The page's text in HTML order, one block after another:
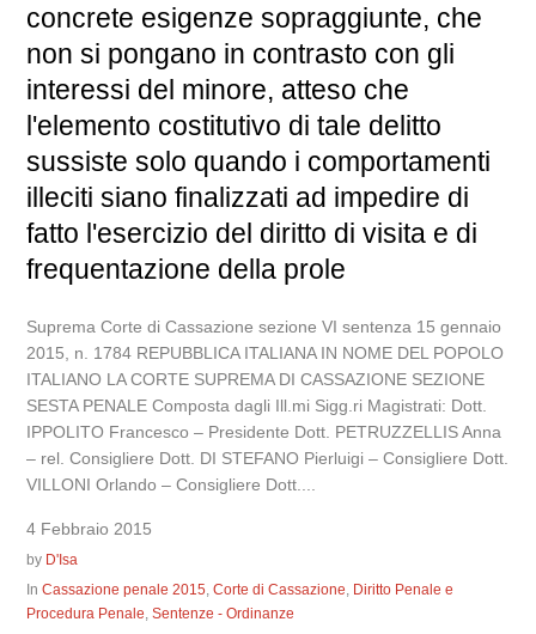
concrete esigenze sopraggiunte, che
non si pongano in contrasto con gli
interessi del minore, atteso che
l'elemento costitutivo di tale delitto
sussiste solo quando i comportamenti
illeciti siano finalizzati ad impedire di
fatto l'esercizio del diritto di visita e di
frequentazione della prole
Suprema Corte di Cassazione sezione VI sentenza 15 gennaio
2015, n. 1784 REPUBBLICA ITALIANA IN NOME DEL POPOLO
ITALIANO LA CORTE SUPREMA DI CASSAZIONE SEZIONE
SESTA PENALE Composta dagli Ill.mi Sigg.ri Magistrati: Dott.
IPPOLITO Francesco – Presidente Dott. PETRUZZELLIS Anna
– rel. Consigliere Dott. DI STEFANO Pierluigi – Consigliere Dott.
VILLONI Orlando – Consigliere Dott....
4 Febbraio 2015
by D'Isa
InCassazione penale 2015 ,Corte di Cassazione Diritto Penale e
Procedura Penale ,Sentenze - Ordinanze